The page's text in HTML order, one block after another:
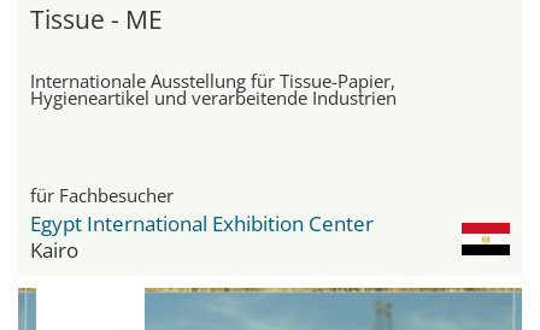
Tissue - ME
Internationale Ausstellung für Tissue-Papier,
Hygieneartikel und verarbeitende Industrien
für Fachbesucher
Egypt International Exhibition Center
Kairo